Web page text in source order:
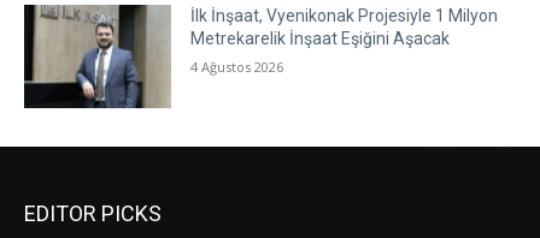
İlk İnşaat, Vyenikonak Projesiyle 1 Milyon
Metrekarelik İnşaat Eşiğini Aşacak
4 Ağustos 2026
EDITOR PICKS